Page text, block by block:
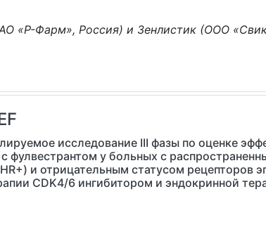
«Р-Фарм», Россия) и Зенлистик (ООО
исследование III фазы по оценке
фулвестрантом у больных с
и отрицательным статусом рецепторов
CDK4/6 ингибитором и эндокринной